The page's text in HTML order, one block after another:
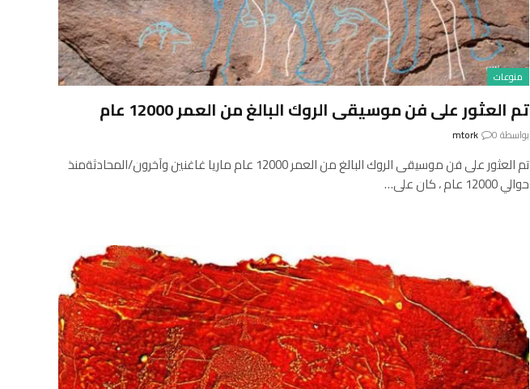
منوعات
تم العثور على فن موسيقى الروك البالغ من العمر 12000 عام
بواسطة mtork 0
تم العثور على فن موسيقى الروك البالغ من العمر 12000 عام ماريا غاغنين وآخرون/المحادثةمنذ
حوالي 12000 عام ، كان على…